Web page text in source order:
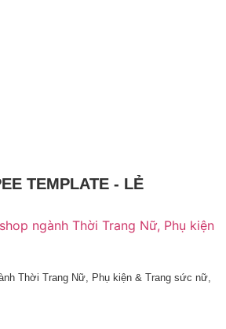
TEMPLATE - LẺ
Thời Trang Nữ, Phụ kiện & Trang sức nữ,